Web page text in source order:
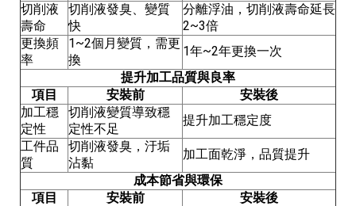
切削液
壽命
切削液發臭、變質
快
分離浮油，切削液壽命延長
2~3倍
更換頻
率
1~2個月變質，需更
換
1年~2年更換一次
提升加工品質與良率
項目
安裝前
安裝後
加工穩
定性
切削液變質導致穩
定性不足
提升加工穩定度
工件品
質
切削液發臭，汙垢
沾黏
加工面乾淨，品質提升
成本節省與環保
項目
安裝前
安裝後